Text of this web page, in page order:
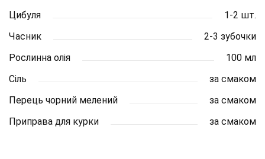
Цибуля
1-2 шт.
Часник
2-3 зубочки
Рослинна олія
100 мл
Сіль
за смаком
Перець чорний мелений
за смаком
Приправа для курки
за смаком